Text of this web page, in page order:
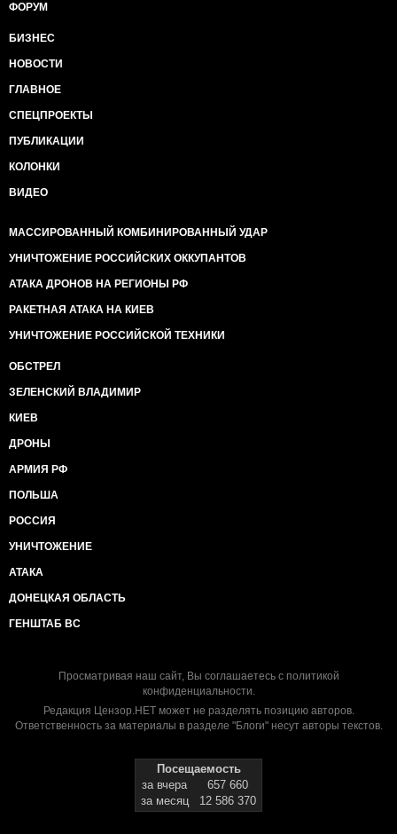
ФОРУМ
БИЗНЕС
НОВОСТИ
ГЛАВНОЕ
СПЕЦПРОЕКТЫ
ПУБЛИКАЦИИ
КОЛОНКИ
ВИДЕО
МАССИРОВАННЫЙ КОМБИНИРОВАННЫЙ УДАР
УНИЧТОЖЕНИЕ РОССИЙСКИХ ОККУПАНТОВ
АТАКА ДРОНОВ НА РЕГИОНЫ РФ
РАКЕТНАЯ АТАКА НА КИЕВ
УНИЧТОЖЕНИЕ РОССИЙСКОЙ ТЕХНИКИ
ОБСТРЕЛ
ЗЕЛЕНСКИЙ ВЛАДИМИР
КИЕВ
ДРОНЫ
АРМИЯ РФ
ПОЛЬША
РОССИЯ
УНИЧТОЖЕНИЕ
АТАКА
ДОНЕЦКАЯ ОБЛАСТЬ
ГЕНШТАБ ВС
Просматривая наш сайт, Вы соглашаетесь с политикой
конфиденциальности.
Редакция Цензор.НЕТ может не разделять позицию авторов.
Ответственность за материалы в разделе "Блоги" несут авторы текстов.
Посещаемость
за вчера
657 660
за месяц
12 586 370